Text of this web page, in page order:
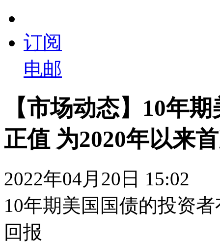
订阅
电邮
【市场动态】10年
正值 为2020年以来
2022年04月20日 15:02
10年期美国国债的投资
回报